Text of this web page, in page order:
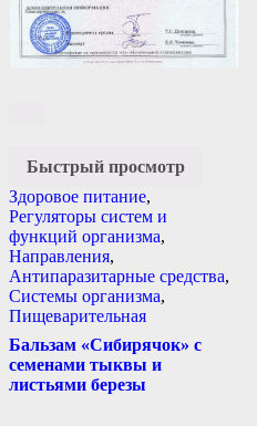
Быстрый просмотр
Здоровое питание,
Регуляторы систем и
функций организма,
Направления,
Антипаразитарные средства,
Системы организма,
Пищеварительная
Бальзам «Сибирячок» с
семенами тыквы и
листьями березы